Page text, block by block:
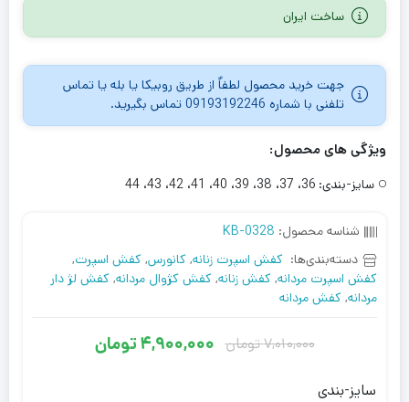
ساخت ایران
جهت خرید محصول لطفاٌ از طریق روبیکا یا بله یا تماس
تلفنی با شماره 09193192246 تماس بگیرید.
ویژگی های محصول:
سایز-بندی: 36، 37، 38، 39، 40، 41، 42، 43، 44
شناسه محصول: KB-0328
دسته‌بندی‌ها: کفش اسپرت زنانه, کانورس, کفش اسپرت,
کفش اسپرت مردانه, کفش زنانه, کفش کژوال مردانه, کفش لژ دار
مردانه, کفش مردانه
7,010,000تومان
قیمت
4,900,000تومان
قیمت
سایز-بندی